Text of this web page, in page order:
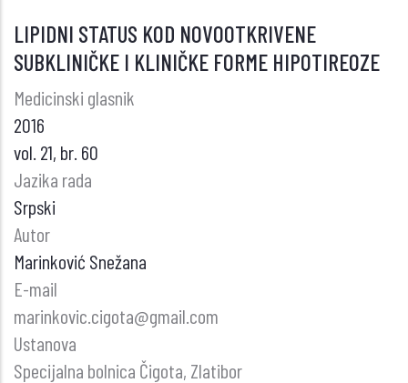
LIPIDNI STATUS KOD NOVOOTKRIVENE
SUBKLINIČKE I KLINIČKE FORME HIPOTIREOZE
Medicinski glasnik
2016
vol. 21, br. 60
Jazika rada
Srpski
Autor
Marinković Snežana
E-mail
marinkovic.cigota@gmail.com
Ustanova
Specijalna bolnica Čigota, Zlatibor